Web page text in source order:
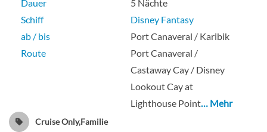
Dauer
5 Nächte
Schiff
Disney Fantasy
ab / bis
Port Canaveral / Karibik
Route
Port Canaveral /
Castaway Cay / Disney
Lookout Cay at
Lighthouse Point… Mehr
Cruise Only,Familie